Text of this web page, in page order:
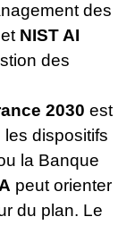
des
NIST AI
des
2030 est
dispositifs
la Banque
peut orienter
du plan. Le